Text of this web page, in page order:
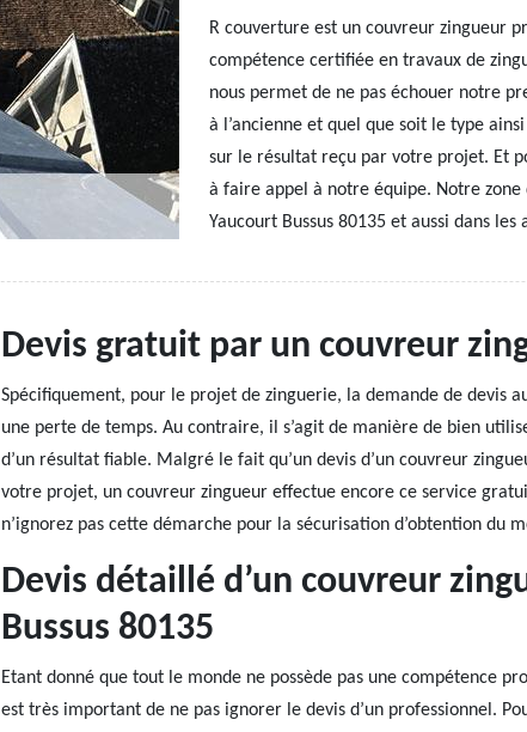
R couverture est un couvreur zingueur
compétence certifiée en travaux de
nous permet de ne pas échouer notre
à l’ancienne et quel que soit le type
sur le résultat reçu par votre projet. Et
à faire appel à notre équipe. Notre
Yaucourt Bussus 80135 et aussi dans les
Devis gratuit par un couvreur
Spécifiquement, pour le projet de zinguerie, la demande de devis
une perte de temps. Au contraire, il s’agit de manière de bien
d’un résultat fiable. Malgré le fait qu’un devis d’un couvreur
votre projet, un couvreur zingueur effectue encore ce service
n’ignorez pas cette démarche pour la sécurisation d’obtention du
Devis détaillé d’un couvreur
Bussus 80135
Etant donné que tout le monde ne possède pas une compétence
est très important de ne pas ignorer le devis d’un professionnel.